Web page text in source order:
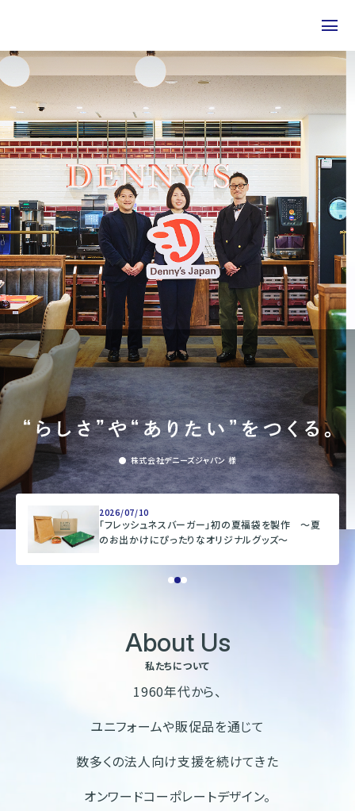
私たちについて
事業について
エピソード
実績紹介
トピックス
サステナビリティ
企業情報
採用情報
お問い合わせ
株式会社オンワードホールディングス
株式会社オンワード樫山
オンワードパーソナルスタイル
〒102－8115
東京都千代田区飯田橋二丁目10－10
TEL：03-5226-1333
Copyright(C)2025 Onward Corporate Design CO., Ltd.
電子公告（2024年3月28日以前）
株式会社デニーズジャパン 様
株式会社ミライト・ワン 様
ANAホールディングス株式会社 様
学校法人翔光学園 横浜創学館高等学校 様
株式会社デニーズジャパン 様
株式会社ミライト・ワン 様
ANAホールディングス株式会社 様
学校法人翔光学園 横浜創学館高等学校 様
2026/07/10
「フレッシュネスバーガー」初の夏福袋を製作 ～夏
のお出かけにぴったりなオリジナルグッズ～
About Us
私たちについて
1960年代から、
ユニフォームや販促品を通じて
数多くの法人向け支援を続けてきた
オンワードコーポレートデザイン。